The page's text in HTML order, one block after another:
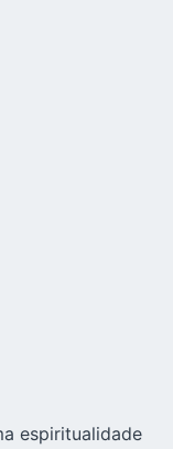
espiritualidade